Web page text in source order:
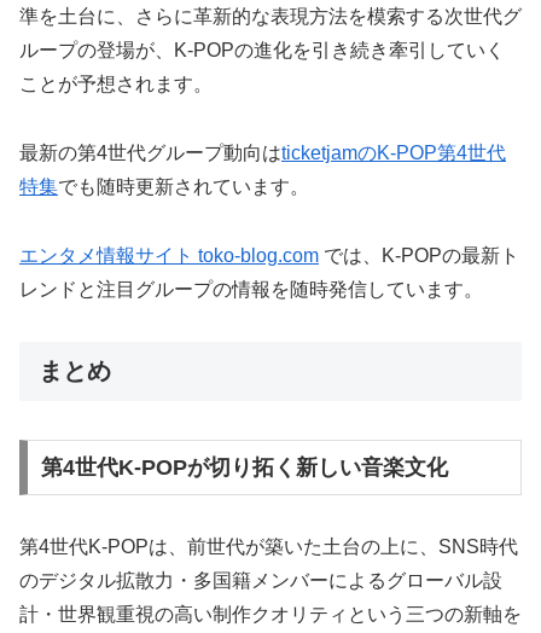
準を土台に、さらに革新的な表現方法を模索する次世代グ
ループの登場が、K-POPの進化を引き続き牽引していく
ことが予想されます。
最新の第4世代グループ動向はticketjamのK-POP第4世代
特集でも随時更新されています。
エンタメ情報サイト toko-blog.com では、K-POPの最新ト
レンドと注目グループの情報を随時発信しています。
まとめ
第4世代K-POPが切り拓く新しい音楽文化
第4世代K-POPは、前世代が築いた土台の上に、SNS時代
のデジタル拡散力・多国籍メンバーによるグローバル設
計・世界観重視の高い制作クオリティという三つの新軸を